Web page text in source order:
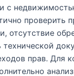
с
проверить
отсутствие
технической
прав. Для